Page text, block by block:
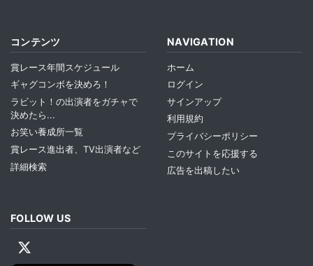
コンテンツ
賞レース年間スケジュール
ギャグコンボを決めろ！
ラビット！の出演者をガチャで
決めたら...
お笑い養成所一覧
賞レース進出者、TV出演者など
詳細検索
NAVIGATION
ホーム
ログイン
サインアップ
利用規約
プライバシーポリシー
このサイトを応援する
広告を出稿したい
FOLLOW US